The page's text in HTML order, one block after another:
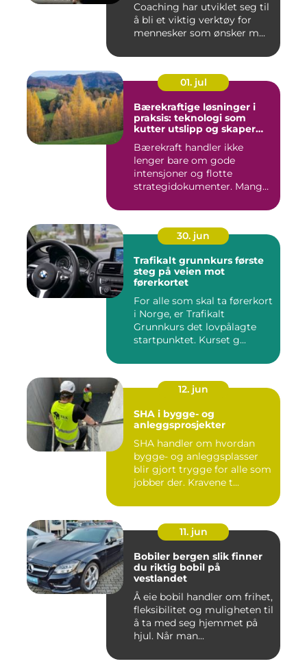
Coaching har utviklet seg til
å bli et viktig verktøy for
mennesker som ønsker m...
01. jul
Bærekraftige løsninger i
praksis: teknologi som
kutter utslipp og skaper
Bærekraft handler ikke
lenger bare om gode
intensjoner og flotte
strategidokumenter. Mange
30. jun
Trafikalt grunnkurs første
steg på veien mot
førerkortet
For alle som skal ta førerkort
i Norge, er Trafikalt
Grunnkurs det lovpålagte
startpunktet. Kurset g...
12. jun
SHA i bygge- og
anleggsprosjekter
SHA handler om hvordan
bygge- og anleggsplasser
blir gjort trygge for alle som
jobber der. Kravene t...
11. jun
Bobiler bergen slik finner
du riktig bobil på
vestlandet
Å eie bobil handler om frihet,
fleksibilitet og muligheten til
å ta med seg hjemmet på
hjul. Når man...